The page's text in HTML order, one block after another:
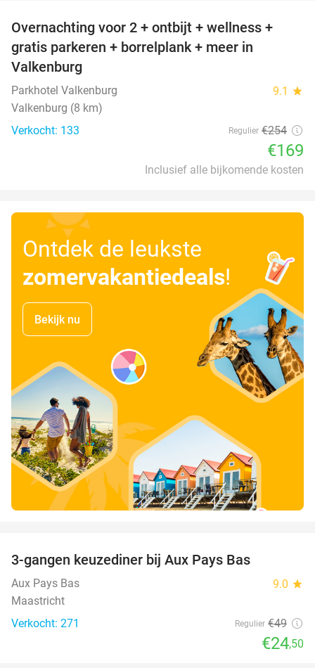
33%
Overnachting voor 2 + ontbijt + wellness +
gratis parkeren + borrelplank + meer in
Valkenburg
Parkhotel Valkenburg 9.1 star
Valkenburg (8 km)
Verkocht: 133
Regulier €254
€169
Inclusief alle bijkomende kosten
Ontdek de leukste
zomervakantiedeals!
Bekijk nu
3-gangen keuzediner bij Aux Pays Bas
Aux Pays Bas 9.0 star
Maastricht
Verkocht: 271
Regulier €49
€24,50